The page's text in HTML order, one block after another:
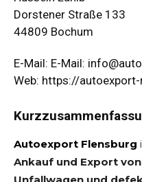
Dorstener Straße 133
44809 Bochum
E-Mail: E-Mail:
Web: https://
Autoexport Flensburg
Ankauf und Export